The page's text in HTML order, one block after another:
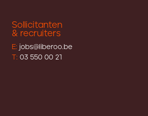
Sollicitanten
& recruiters
E: jobs@liberoo.be
T: 03 550 00 21